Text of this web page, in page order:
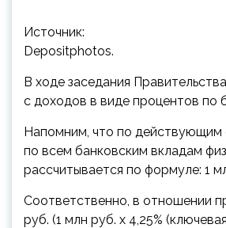
Источник:
Depositphotos.
В ходе заседания
с доходов в виде процентов по
Напомним, что по действующим
по всем банковским вкладам
рассчитывается по формуле: 1
Соответственно, в отношении
руб. (1 млн руб. х 4,25%